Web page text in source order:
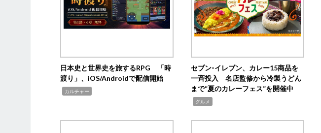
日本史と世界史を旅するRPG 「時
渡り」、iOS/Androidで配信開始
カルチャー
セブン‐イレブン、カレー15商品を
一斉投入 名店監修から冷製うどん
まで“夏のカレーフェス”を開催中
グルメ